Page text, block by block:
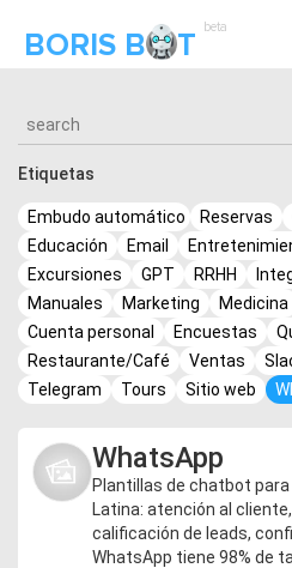
BORIS B T beta
Etiquetas
Embudo automático Reservas
Educación
Email
Excursiones
GPT RRHH
Manuales
Marketing Medicina
Cuenta personal
Encuestas
Restaurante/Café
Ventas
Telegram
Tours Sitio web
WhatsApp
Plantillas de chatbot
Latina: atención al
calificación de leads,
WhatsApp tiene 98% de